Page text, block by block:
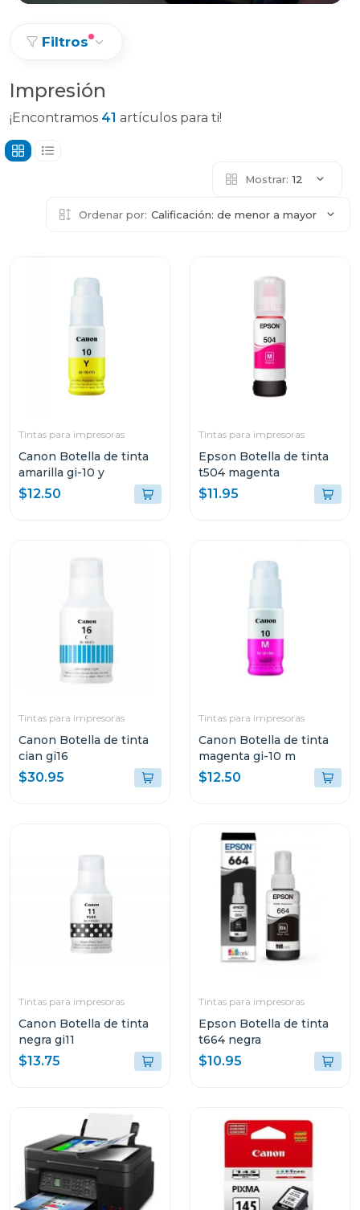
Filtros
Impresión
¡Encontramos 41 artículos para ti!
Mostrar: 12
Ordenar por: Calificación: de menor a mayor
Tintas para impresoras
Canon Botella de tinta
amarilla gi-10 y
$12.50
Tintas para impresoras
Epson Botella de tinta
t504 magenta
$11.95
Tintas para impresoras
Canon Botella de tinta
cian gi16
$30.95
Tintas para impresoras
Canon Botella de tinta
magenta gi-10 m
$12.50
Tintas para impresoras
Canon Botella de tinta
negra gi11
$13.75
Tintas para impresoras
Epson Botella de tinta
t664 negra
$10.95